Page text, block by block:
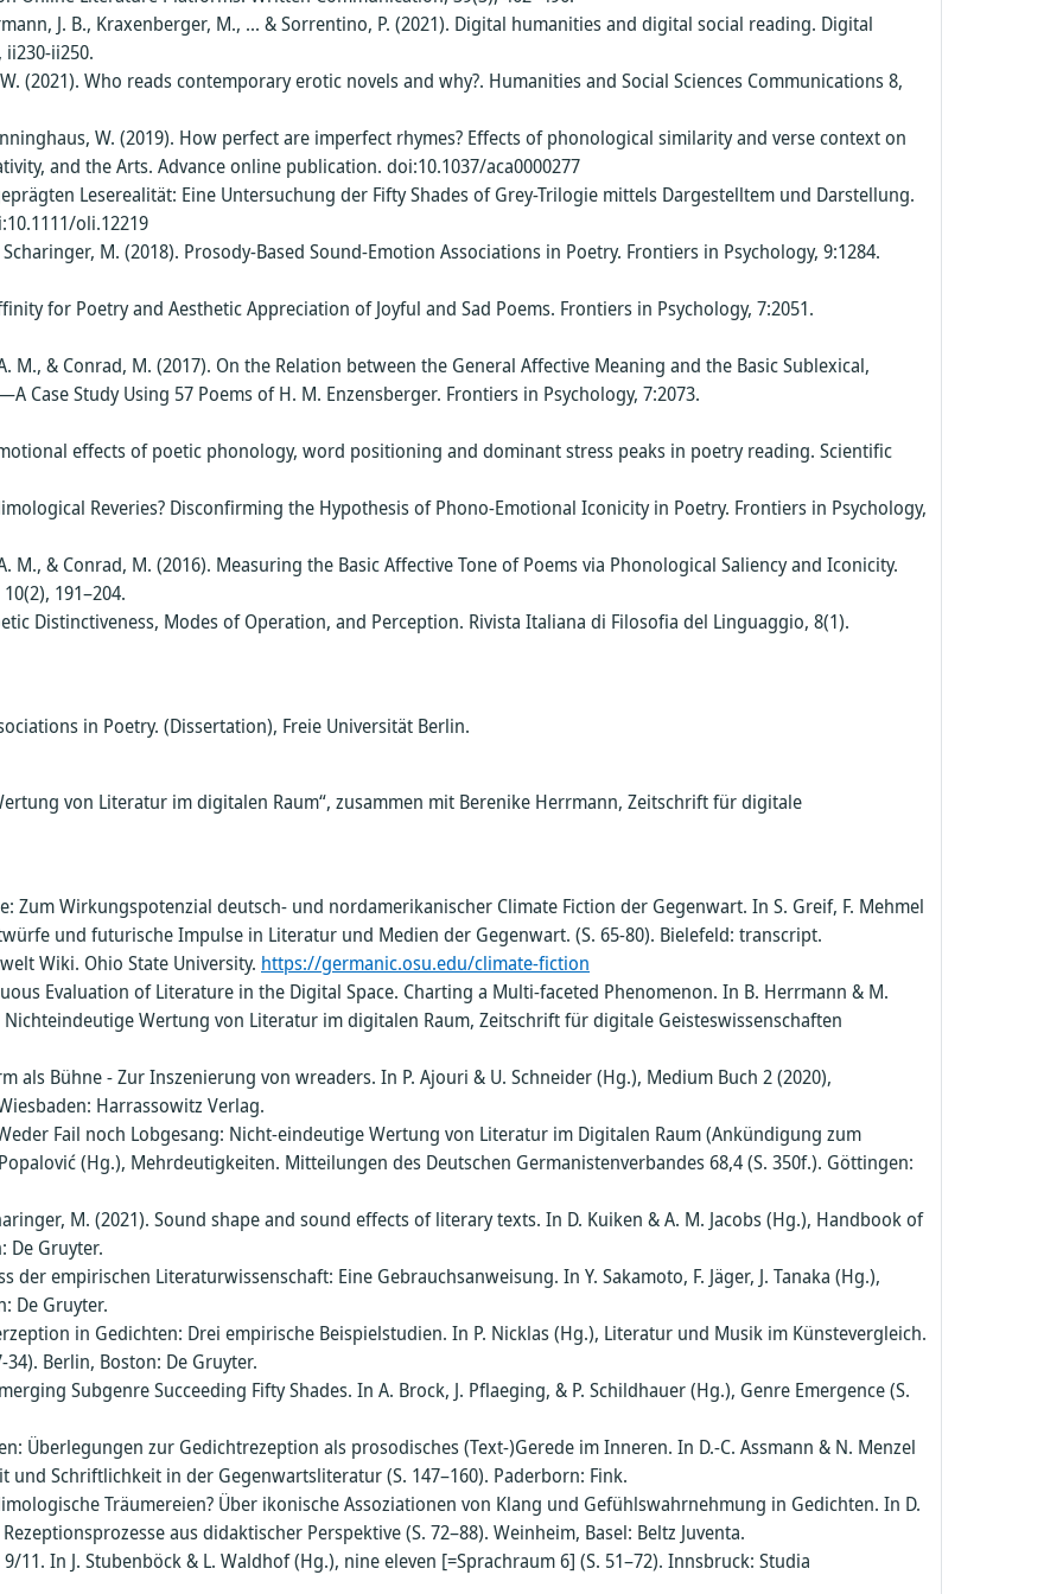
und
–
in
J. B., Kraxenberger, M., ... & Sorrentino, P. (2021). Digital humanities and digital social reading. Digital
ii250.
(2021). Who reads contemporary erotic novels and why?. Humanities and Social Sciences Communications 8,
W. (2019). How perfect are imperfect rhymes? Effects of phonological similarity and verse context on
and the Arts. Advance online publication. doi:10.1037/aca0000277
Leserealität: Eine Untersuchung der Fifty Shades of Grey-Trilogie mittels Dargestelltem und Darstellung.
oli.12219
M. (2018). Prosody-Based Sound-Emotion Associations in Poetry. Frontiers in Psychology, 9:1284.
for Poetry and Aesthetic Appreciation of Joyful and Sad Poems. Frontiers in Psychology, 7:2051.
M., & Conrad, M. (2017). On the Relation between the General Affective Meaning and the Basic Sublexical,
Case Study Using 57 Poems of H. M. Enzensberger. Frontiers in Psychology, 7:2073.
effects of poetic phonology, word positioning and dominant stress peaks in poetry reading. Scientific
Reveries? Disconfirming the Hypothesis of Phono-Emotional Iconicity in Poetry. Frontiers in Psychology,
M., & Conrad, M. (2016). Measuring the Basic Affective Tone of Poems via Phonological Saliency and Iconicity.
191–204.
Distinctiveness, Modes of Operation, and Perception. Rivista Italiana di Filosofia del Linguaggio, 8(1).
in Poetry. (Dissertation), Freie Universität Berlin.
von Literatur im digitalen Raum“, zusammen mit Berenike Herrmann, Zeitschrift für digitale
Zum Wirkungspotenzial deutsch- und nordamerikanischer Climate Fiction der Gegenwart. In S. Greif, F. Mehmel
und futurische Impulse in Literatur und Medien der Gegenwart. (S. 65-80). Bielefeld: transcript.
Wiki. Ohio State University. https://germanic.osu.edu/climate-fiction
Evaluation of Literature in the Digital Space. Charting a Multi-faceted Phenomenon. In B. Herrmann & M.
Wertung von Literatur im digitalen Raum, Zeitschrift für digitale Geisteswissenschaften
als Bühne - Zur Inszenierung von wreaders. In P. Ajouri & U. Schneider (Hg.), Medium Buch 2 (2020),
Harrassowitz Verlag.
Fail noch Lobgesang: Nicht-eindeutige Wertung von Literatur im Digitalen Raum (Ankündigung zum
(Hg.), Mehrdeutigkeiten. Mitteilungen des Deutschen Germanistenverbandes 68,4 (S. 350f.). Göttingen:
M. (2021). Sound shape and sound effects of literary texts. In D. Kuiken & A. M. Jacobs (Hg.), Handbook of
De Gruyter.
der empirischen Literaturwissenschaft: Eine Gebrauchsanweisung. In Y. Sakamoto, F. Jäger, J. Tanaka (Hg.),
De Gruyter.
in Gedichten: Drei empirische Beispielstudien. In P. Nicklas (Hg.), Literatur und Musik im Künstevergleich.
Berlin, Boston: De Gruyter.
Subgenre Succeeding Fifty Shades. In A. Brock, J. Pflaeging, & P. Schildhauer (Hg.), Genre Emergence (S.
Überlegungen zur Gedichtrezeption als prosodisches (Text-)Gerede im Inneren. In D.-C. Assmann & N. Menzel
Schriftlichkeit in der Gegenwartsliteratur (S. 147–160). Paderborn: Fink.
Träumereien? Über ikonische Assoziationen von Klang und Gefühlswahrnehmung in Gedichten. In D.
aus didaktischer Perspektive (S. 72–88). Weinheim, Basel: Beltz Juventa.
11. In J. Stubenböck & L. Waldhof (Hg.), nine eleven [=Sprachraum 6] (S. 51–72). Innsbruck: Studia